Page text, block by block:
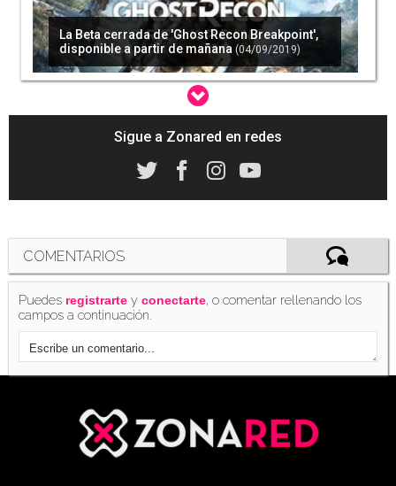
La Beta cerrada de 'Ghost Recon Breakpoint',
disponible a partir de mañana (04/09/2019)
UPLAY+, ya disponible para Windows PC
Sigue a Zonared en redes
COMENTARIOS
Puedes registrarte yconectarte, o comentar rellenando los
campos a continuación.